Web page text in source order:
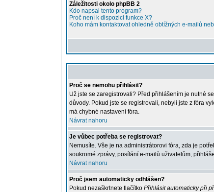
Záležitosti okolo phpBB 2
Kdo napsal tento program?
Proč není k dispozici funkce X?
Koho mám kontaktovat ohledně obtížných e-mailů
Proč se nemohu přihlásit?
Už jste se zaregistrovali? Před přihlášením je nutné
důvody. Pokud jste se registrovali, nebyli jste z fóra
má chybné nastavení fóra.
Návrat nahoru
Je vůbec potřeba se registrovat?
Nemusíte. Vše je na administrátorovi fóra, zda je
soukromé zprávy, posílání e-mailů uživatelům,
Návrat nahoru
Proč jsem automaticky odhlášen?
Pokud nezaškrtnete tlačítko Přihlásit automaticky při